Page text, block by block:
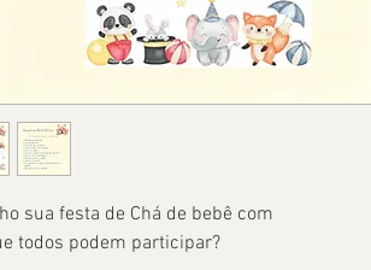
sua festa de Chá de bebê com
todos podem participar?